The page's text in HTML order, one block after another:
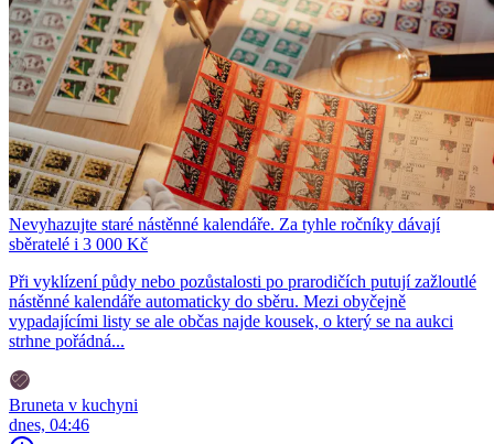
Nevyhazujte staré nástěnné kalendáře. Za tyhle ročníky dávají
sběratelé i 3 000 Kč
Při vyklízení půdy nebo pozůstalosti po prarodičích putují zažloutlé
nástěnné kalendáře automaticky do sběru. Mezi obyčejně
vypadajícími listy se ale občas najde kousek, o který se na aukci
strhne pořádná...
Bruneta v kuchyni
dnes, 04:46